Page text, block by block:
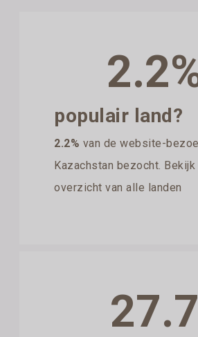
populair land?
2.2% van de website-
Kazachstan bezocht. Bekijk
overzicht van alle landen
27.7